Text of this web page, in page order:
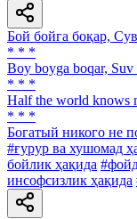
Бой бойга боқар,
* * *
Boy boyga boqar, Suv
* * *
Half the world knows
* * *
Богатый никого не
#ғурур ва хушомад
бойлик ҳақида
инсофсизлик ҳақида